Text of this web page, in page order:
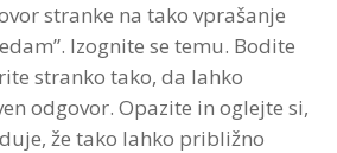
stranke na tako vprašanje
Izognite se temu. Bodite
stranko tako, da lahko
odgovor. Opazite in oglejte si,
že tako lahko približno